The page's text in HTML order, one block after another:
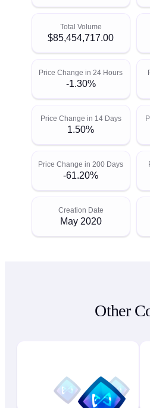
Total Volume
$85,454,717.00
Price Change in 24 Hours
-1.30%
Price Change in 14 Days
1.50%
Price Change in 200 Days
-61.20%
Creation Date
May 2020
Other